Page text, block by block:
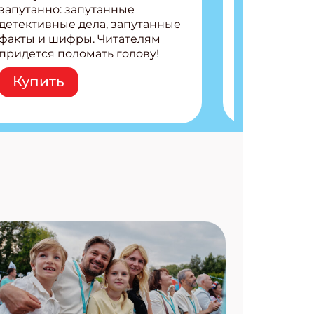
запутанные
дела, запутанные
и шифры. Читателям
придется поломать голову!
Внутри: Шифры и
расшифровки Плетем
запутанные поделки
коды 3 комикса
Купить